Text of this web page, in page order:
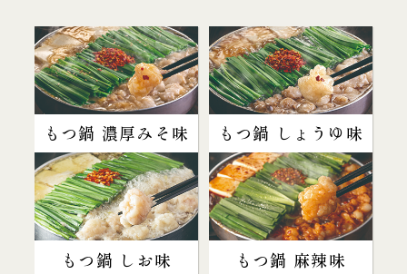
もつ鍋 濃厚みそ味 もつ鍋 しょうゆ味
もつ鍋 しお味 もつ鍋 麻辣味